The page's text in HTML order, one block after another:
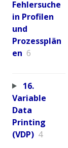
Fehlersuche
in Profilen
und
Prozessplän
en 6
16.
Variable
Data
Printing
(VDP) 4